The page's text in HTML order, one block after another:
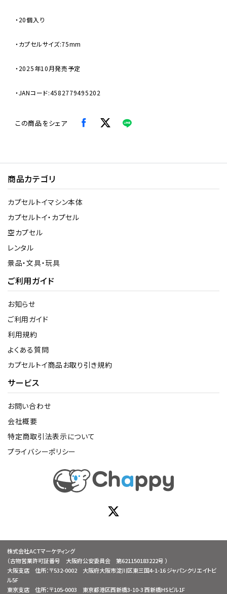
・20個入り
・カプセルサイズ:75mm
・2025年10月発売予定
・JANコード:4582779495202
この商品をシェア
商品カテゴリ
カプセルトイマシン本体
カプセルトイ・カプセル
空カプセル
レンタル
景品・文具・玩具
ご利用ガイド
お知らせ
ご利用ガイド
利用規約
よくある質問
カプセルトイ商品お取り引き規約
サービス
お問い合わせ
会社概要
特定商取引法表示について
プライバシーポリシー
株式会社ACTマーケティング
（古物営業許可証番号 大阪府公安委員会 第621150183222号 ）
大阪支店 住所：〒532-0002 大阪府大阪市淀川区東三国4-1-16 ジャパンクリエイトビ
ル5F
東京支店 住所：〒105-0003 東京都港区西新橋3-10-3 西新橋HSビル1F